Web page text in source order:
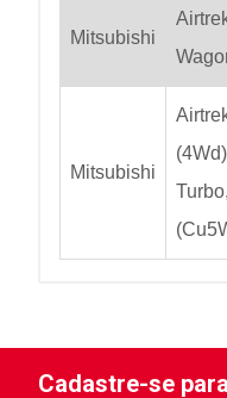
Mitsubishi
Mitsubishi
Cadastre-se